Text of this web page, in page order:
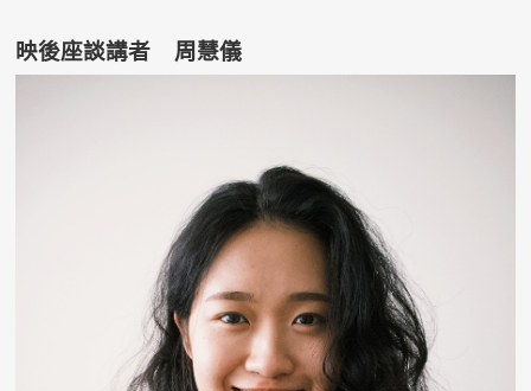
映後座談講者 周慧儀